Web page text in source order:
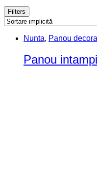
Filters
Nunta, Panou
Panou